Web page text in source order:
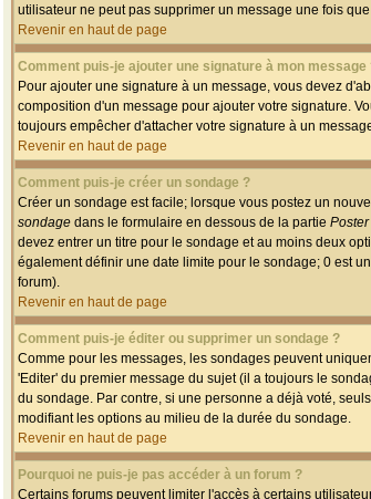
utilisateur ne peut pas supprimer un message une fois
Revenir en haut de page
Comment puis-je ajouter une signature à mon message
Pour ajouter une signature à un message, vous devez
composition d'un message pour ajouter votre signature.
toujours empêcher d'attacher votre signature à un
Revenir en haut de page
Comment puis-je créer un sondage ?
Créer un sondage est facile; lorsque vous postez un
sondage dans le formulaire en dessous de la partie
devez entrer un titre pour le sondage et au moins deux
également définir une date limite pour le sondage; 0 est
forum).
Revenir en haut de page
Comment puis-je éditer ou supprimer un sondage ?
Comme pour les messages, les sondages peuvent
'Editer' du premier message du sujet (il a toujours le
du sondage. Par contre, si une personne a déjà voté,
modifiant les options au milieu de la durée du sondage.
Revenir en haut de page
Pourquoi ne puis-je pas accéder à un forum ?
Certains forums peuvent limiter l'accès à certains